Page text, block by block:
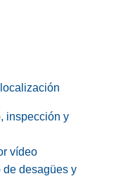
inspección y
vídeo
de desagües y